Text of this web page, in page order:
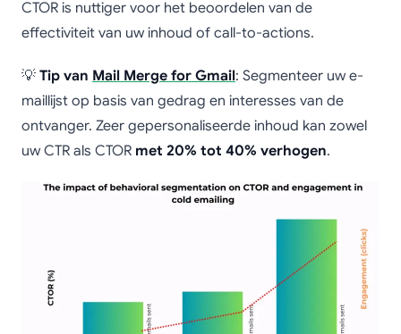
CTOR is nuttiger voor het beoordelen van de
effectiviteit van uw inhoud of call-to-actions.
💡 Tip van Mail Merge for Gmail: Segmenteer uw e-
maillijst op basis van gedrag en interesses van de
ontvanger. Zeer gepersonaliseerde inhoud kan zowel
uw CTR als CTOR met 20% tot 40% verhogen.